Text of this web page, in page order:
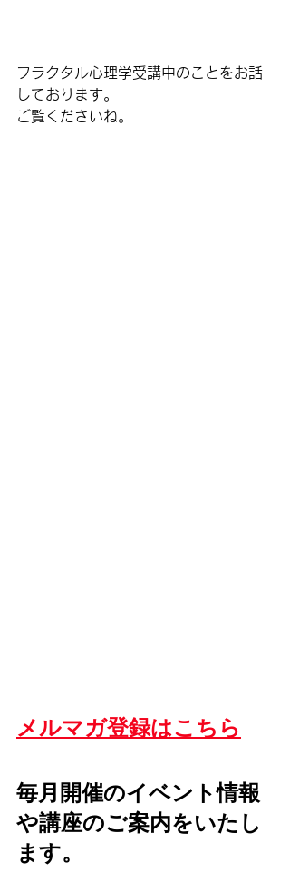
フラクタル心理学受講中のことをお話
しております。
ご覧くださいね。
メルマガ登録はこちら
毎月開催のイベント情報
や講座のご案内をいたし
ます。